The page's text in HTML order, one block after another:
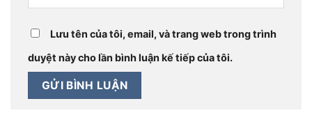
Lưu tên của tôi, email, và trang web trong trình
duyệt này cho lần bình luận kế tiếp của tôi.